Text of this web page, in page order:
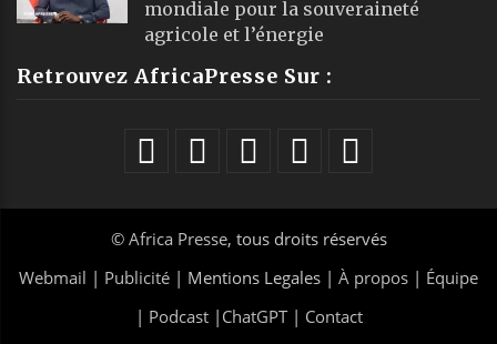
mondiale pour la souveraineté
agricole et l’énergie
Retrouvez AfricaPresse Sur :
© Africa Presse, tous droits réservés
Webmail | Publicité | Mentions Legales | À propos | Équipe
| Podcast| ChatGPT| Contact